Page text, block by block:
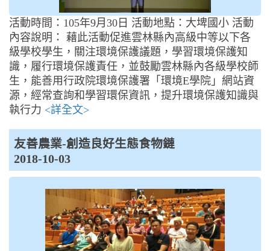
活動時間：105年9月30日 活動地點：大埤國小 活動
內容說明： 藉此活動促進雲林縣內高級中等以下各
級學校學生，關注環境保護議題，學習環境保護知
識，履行環境保護責任，並鼓勵雲林縣內各級學校師
生，能善用行政院環境保護署「環境E學院」網站資
源，經常查詢和學習環保資訊，提升環境保護知識與
執行力 <詳全文>
友善農業-創造良好生態食物鏈
2018-10-03